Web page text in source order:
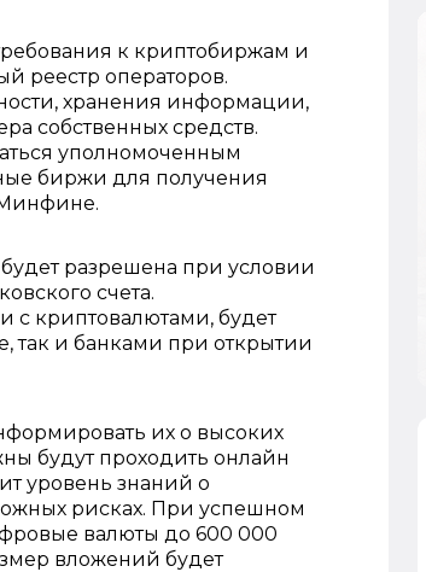
к криптобиржам и
реестр операторов.
хранения информации,
собственных средств.
уполномоченным
биржи для получения
Минфине.
разрешена при условии
счета.
с криптовалютами, будет
так и банками при открытии
их о высоких
будут проходить онлайн
уровень знаний о
рисках. При успешном
валюты до 600 000
вложений будет